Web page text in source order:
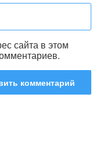
сайта в этом